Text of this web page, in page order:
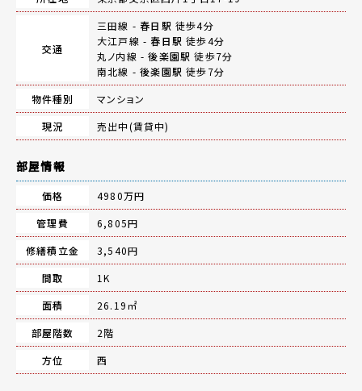
交通
三田線 - 春日駅 徒歩4分
大江戸線 - 春日駅 徒歩4分
丸ノ内線 -後楽園駅 徒歩7分
南北線 -後楽園駅 徒歩7分
物件種別
マンション
現況
売出中(賃貸中)
部屋情報
価格
4980万円
管理費
6,805円
修繕積立金
3,540円
間取
1K
面積
26.19㎡
部屋階数
2階
方位
西